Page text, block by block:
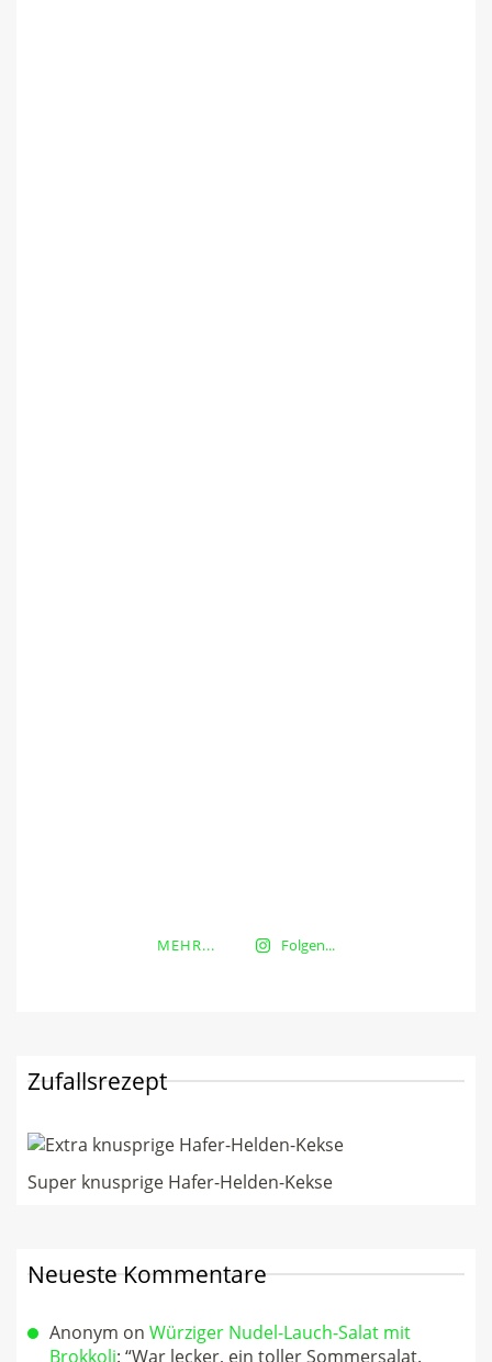
MEHR... Folgen...
Zufallsrezept
Super knusprige Hafer-Helden-Kekse
Neueste Kommentare
Anonym on Würziger Nudel-Lauch-Salat mit
Brokkoli: “War lecker, ein toller Sommersalat.